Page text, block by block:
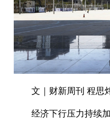
文｜财新周刊 程思
经济下行压力持续加